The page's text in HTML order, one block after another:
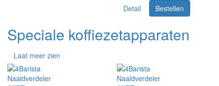
Detail
Bestellen
Speciale koffiezetapparaten
Laat meer zien